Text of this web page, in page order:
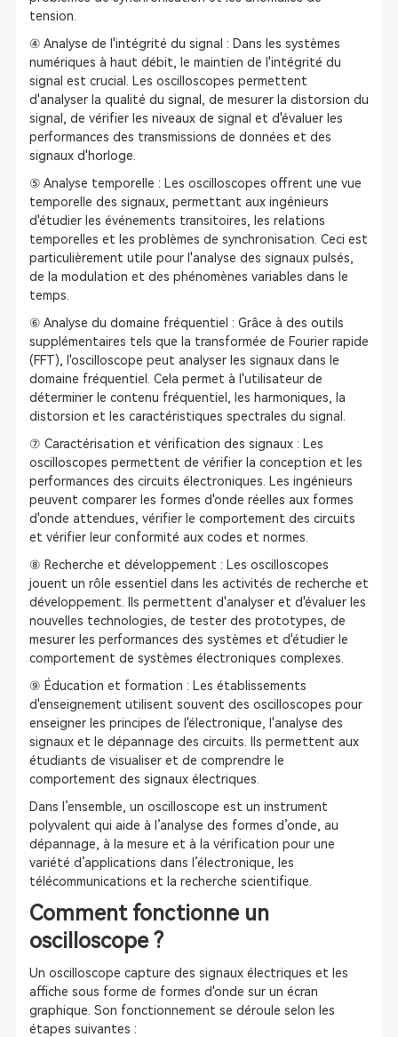
tension.
④ Analyse de l'intégrité du signal : Dans les systèmes
numériques à haut débit, le maintien de l'intégrité du
signal est crucial. Les oscilloscopes permettent
d'analyser la qualité du signal, de mesurer la distorsion du
signal, de vérifier les niveaux de signal et d'évaluer les
performances des transmissions de données et des
signaux d'horloge.
⑤ Analyse temporelle : Les oscilloscopes offrent une vue
temporelle des signaux, permettant aux ingénieurs
d'étudier les événements transitoires, les relations
temporelles et les problèmes de synchronisation. Ceci est
particulièrement utile pour l'analyse des signaux pulsés,
de la modulation et des phénomènes variables dans le
temps.
⑥ Analyse du domaine fréquentiel : Grâce à des outils
supplémentaires tels que la transformée de Fourier rapide
(FFT), l'oscilloscope peut analyser les signaux dans le
domaine fréquentiel. Cela permet à l'utilisateur de
déterminer le contenu fréquentiel, les harmoniques, la
distorsion et les caractéristiques spectrales du signal.
⑦ Caractérisation et vérification des signaux : Les
oscilloscopes permettent de vérifier la conception et les
performances des circuits électroniques. Les ingénieurs
peuvent comparer les formes d'onde réelles aux formes
d'onde attendues, vérifier le comportement des circuits
et vérifier leur conformité aux codes et normes.
⑧ Recherche et développement : Les oscilloscopes
jouent un rôle essentiel dans les activités de recherche et
développement. Ils permettent d'analyser et d'évaluer les
nouvelles technologies, de tester des prototypes, de
mesurer les performances des systèmes et d'étudier le
comportement de systèmes électroniques complexes.
⑨ Éducation et formation : Les établissements
d'enseignement utilisent souvent des oscilloscopes pour
enseigner les principes de l'électronique, l'analyse des
signaux et le dépannage des circuits. Ils permettent aux
étudiants de visualiser et de comprendre le
comportement des signaux électriques.
Dans l’ensemble, un oscilloscope est un instrument
polyvalent qui aide à l’analyse des formes d’onde, au
dépannage, à la mesure et à la vérification pour une
variété d’applications dans l’électronique, les
télécommunications et la recherche scientifique.
Comment fonctionne un
oscilloscope ?
Un oscilloscope capture des signaux électriques et les
affiche sous forme de formes d'onde sur un écran
graphique. Son fonctionnement se déroule selon les
étapes suivantes :